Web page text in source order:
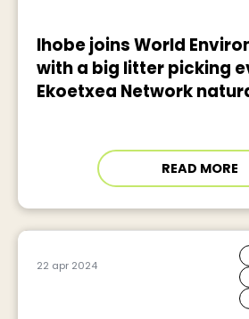
Ihobe joins World
with a big litter picking
Ekoetxea Network
READ MORE
22 apr 2024